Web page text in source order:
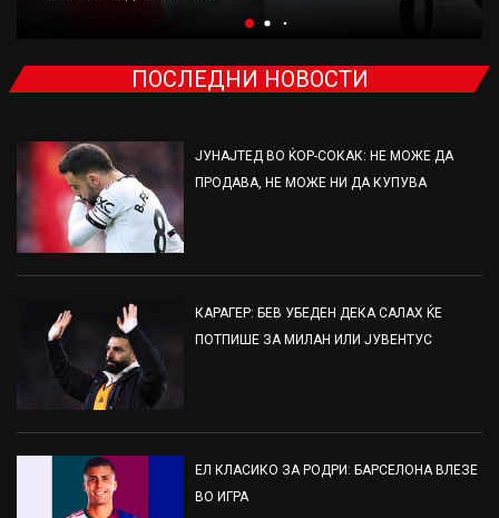
ПОСЛЕДНИ НОВОСТИ
ЈУНАЈТЕД ВО ЌОР-СОКАК: НЕ МОЖЕ ДА
ПРОДАВА, НЕ МОЖЕ НИ ДА КУПУВА
КАРАГЕР: БЕВ УБЕДЕН ДЕКА САЛАХ ЌЕ
ПОТПИШЕ ЗА МИЛАН ИЛИ ЈУВЕНТУС
ЕЛ КЛАСИКО ЗА РОДРИ: БАРСЕЛОНА ВЛЕЗЕ
ВО ИГРА